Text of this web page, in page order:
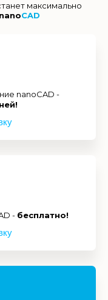
максимально
nanoCAD
nanoCAD -
- бесплатно!